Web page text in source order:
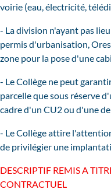
voirie (eau, électricité,
- La division n'ayant pas
permis d'urbanisation,
zone pour la pose d'une
- Le Collège ne peut
parcelle que sous réserve
cadre d'un CU2 ou d'une
- Le Collège attire
de privilégier une
DESCRIPTIF REMIS A
CONTRACTUEL